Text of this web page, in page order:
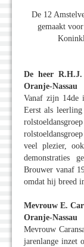
De 12
gemaakt
De heer
Oranje-Nassau
Vanaf zijn 14de
Eerst als
veel plezier,
demonstraties
Brouwer vanaf
omdat hij breed
Mevrouw E.
Oranje-Nassau
Mevrouw
jarenlange inzet